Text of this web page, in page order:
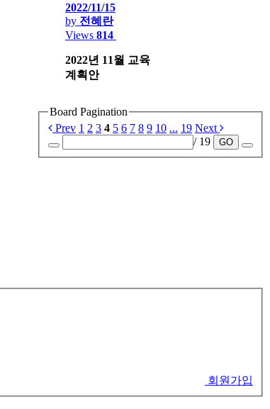
2022/11/15
by 전혜란
Views 814
2022년 11월 교육
계획안
Board Pagination
Prev 1 2 3 4 5 6 7 8 9 10 ... 19 Next
/ 19
GO
회원가입